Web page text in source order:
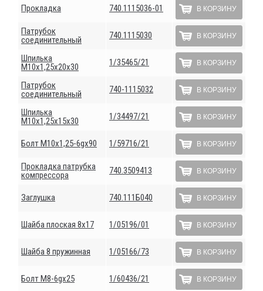
Прокладка 740.1115036-01 В КОРЗИНУ
Патрубок
соединительный
740.1115030 В КОРЗИНУ
Шпилька
М10х1,25х20х30
1/35465/21 В КОРЗИНУ
Патрубок
соединительный
740-1115032 В КОРЗИНУ
Шпилька
М10х1,25х15х30
1/34497/21 В КОРЗИНУ
Болт М10х1,25-6gх90 1/59716/21 В КОРЗИНУ
Прокладка патрубка
компрессора
740.3509413 В КОРЗИНУ
Заглушка 740.111Б040 В КОРЗИНУ
Шайба плоская 8х17 1/05196/01 В КОРЗИНУ
Шайба 8 пружинная 1/05166/73 В КОРЗИНУ
Болт М8-6gх25 1/60436/21 В КОРЗИНУ